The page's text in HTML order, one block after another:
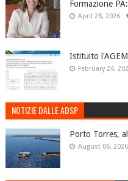
Formazione
April 28, 2026
Istituito
February 24,
NOTIZIE DALLE ADSP
Porto Torres,
August 06, 2026